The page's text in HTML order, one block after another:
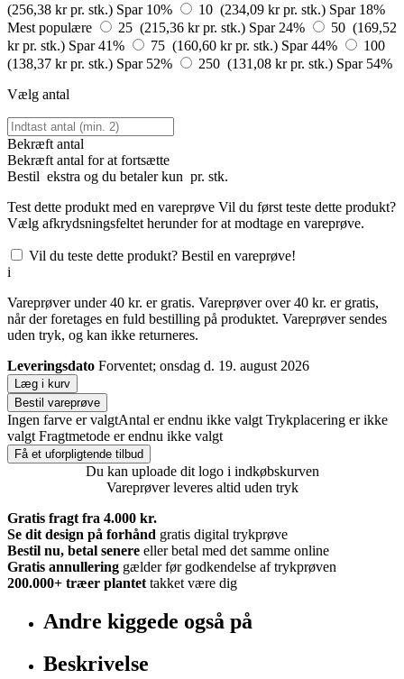
(256,38 kr pr. stk.) Spar 10% 10 (234,09 kr pr. stk.) Spar 18%
Mest populære
25 (215,36 kr pr. stk.) Spar 24%
50 (169,52
kr pr. stk.) Spar 41% 75 (160,60 kr pr. stk.) Spar 44%
100
(138,37 kr pr. stk.) Spar 52% 250 (131,08 kr pr. stk.) Spar 54%
Vælg antal
Bekræft antal
Bekræft antal for at fortsætte
Bestil ekstra og du betaler kun pr. stk.
Test dette produkt med en vareprøve Vil du først teste dette produkt?
Vælg afkrydsningsfeltet herunder for at modtage en vareprøve.
Vil du teste dette produkt? Bestil en vareprøve!
i
Vareprøver under 40 kr. er gratis. Vareprøver over 40 kr. er gratis,
når der foretages en fuld bestilling på produktet. Vareprøver sendes
uden tryk, og kan ikke returneres.
Leveringsdato Forventet; onsdag d. 19. august 2026
Læg i kurv
Bestil vareprøve
Ingen farve er valgtAntal er endnu ikke valgt Trykplacering er ikke
valgt Fragtmetode er endnu ikke valgt
Få et uforpligtende tilbud
Du kan uploade dit logo i indkøbskurven
Vareprøver leveres altid uden tryk
Gratis fragt fra 4.000 kr.
Se dit design på forhånd gratis digital trykprøve
Bestil nu, betal senere eller betal med det samme online
Gratis annullering gælder før godkendelse af trykprøven
200.000+ træer plantet takket være dig
Andre kiggede også på
Beskrivelse